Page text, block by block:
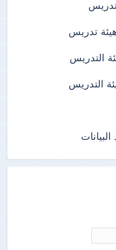
تدريس
التدريس
التدريس